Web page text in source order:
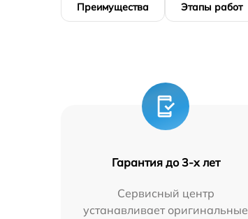
Преимущества Этапы работ
Гарантия до 3-х лет
Сервисный центр
устанавливает оригинальные